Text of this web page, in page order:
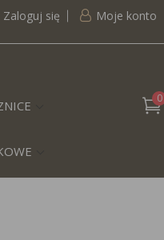
Moje konto
Zaloguj się
0